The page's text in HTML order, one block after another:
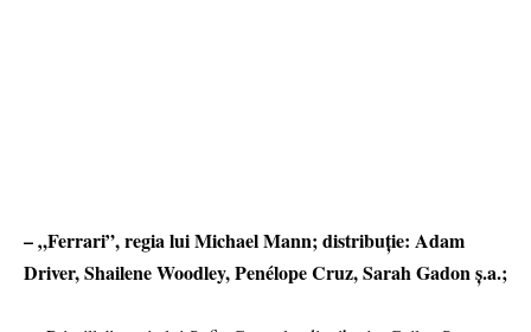
– „Ferrari”, regia lui Michael Mann; distribuție: Adam
Driver, Shailene Woodley, Penélope Cruz, Sarah Gadon ș.a.;